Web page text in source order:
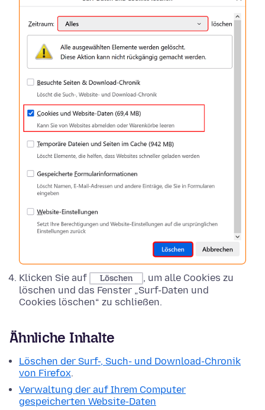
Klicken Sie auf Löschen
, um alle Cookies zu
löschen und das Fenster „Surf-Daten und
Cookies löschen“ zu schließen.
Ähnliche Inhalte
Löschen der Surf-, Such- und Download-Chronik
von Firefox.
Verwaltung der auf Ihrem Computer
gespeicherten Website-Daten